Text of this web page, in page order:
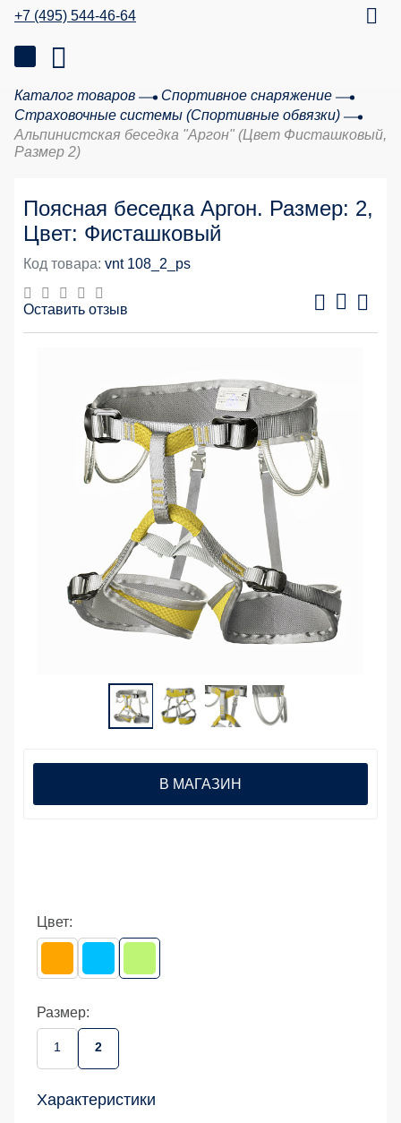
+7 (495) 544-46-64
Каталог товаров
Спортивное снаряжение
Страховочные системы (Спортивные обвязки)
Альпинистская беседка "Аргон" (Цвет Фисташковый,
Размер 2)
Поясная беседка Аргон. Размер: 2,
Цвет: Фисташковый
Код товара: vnt 108_2_ps
Оставить отзыв
Цвет:
Размер:
1 2
Характеристики
В МАГАЗИН